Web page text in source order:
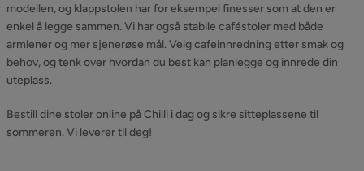
modellen, og klappstolen har for eksempel finesser som at den er
enkel å legge sammen. Vi har også stabile caféstoler med både
armlener og mer sjenerøse mål. Velg cafeinnredning etter smak og
behov, og tenk over hvordan du best kan planlegge og innrede din
uteplass.
Bestill dine stoler online på Chilli i dag og sikre sitteplassene til
sommeren. Vi leverer til deg!